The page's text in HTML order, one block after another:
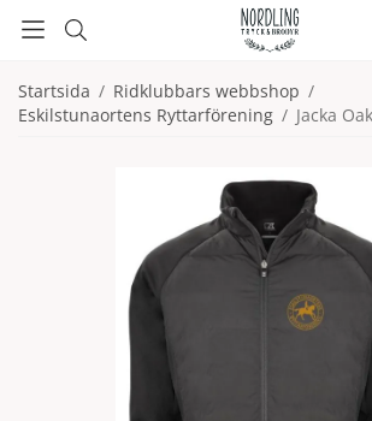
Startsida / Ridklubbars webbshop /
Eskilstunaortens Ryttarförening / Jacka